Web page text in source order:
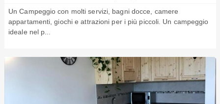
Un Campeggio con molti servizi, bagni docce, camere
appartamenti, giochi e attrazioni per i più piccoli. Un campeggio
ideale nel p...